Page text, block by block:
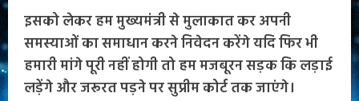
इसको लेकर हम मुख्यमंत्री से मुलाकात कर अपनी
समस्याओं का समाधान करने निवेदन करेंगे यदि फिर भी
हमारी मांगे पूरी नहीं होगी तो हम मजबूरन सड़क कि लड़ाई
लड़ेंगे और जरूरत पड़ने पर सुप्रीम कोर्ट तक जाएंगे।